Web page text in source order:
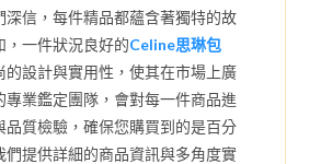
深信，每件精品都蘊含著獨特的故
，一件狀況良好的Celine思琳包
的設計與實用性，使其在市場上廣
專業鑑定團隊，會對每一件商品進
品質檢驗，確保您購買到的是百分
們提供詳細的商品資訊與多角度實